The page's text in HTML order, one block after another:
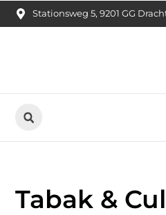
Stationsweg 5, 9201 GG
Tabak &